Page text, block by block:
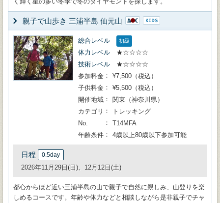
親子で山歩き 三浦半島 仙元山
総合レベル 初級
体力レベル
★☆☆☆☆
技術レベル
★☆☆☆☆
参加料金
¥7,500（税込）
子供料金
¥5,500（税込）
開催地域
関東（神奈川県）
カテゴリ
トレッキング
No.
T14MFA
年齢条件
4歳以上80歳以下参加可能
日程 0.5day
2026年11月29日(日)、12月12日(土)
都心からほど近い三浦半島の山で親子で自然に親しみ、山登りを楽
しめるコースです。年齢や体力などと相談しながら是非親子でチャ